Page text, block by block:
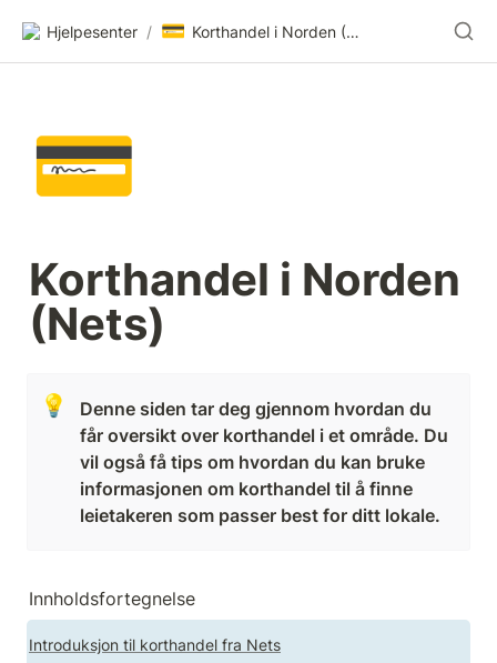
Hjelpesenter / 💳 Korthandel i Norden (Nets)
💳
Korthandel i Norden
(Nets)
💡
Denne siden tar deg gjennom hvordan du
får oversikt over korthandel i et område. Du
vil også få tips om hvordan du kan bruke
informasjonen om korthandel til å finne
leietakeren som passer best for ditt lokale.
Innholdsfortegnelse
Introduksjon til korthandel fra Nets